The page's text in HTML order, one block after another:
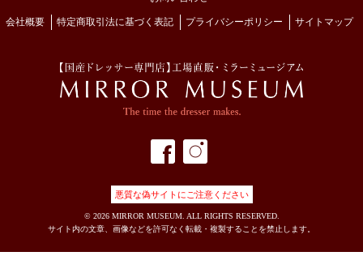
会社概要 特定商取引法に基づく表記 プライバシーポリシー サイトマップ
フェイスブック
悪質な偽サイトにご注意ください
© 2026 MIRROR MUSEUM. ALL RIGHTS RESERVED.
サイト内の文章、画像などを許可なく転載・複製することを禁止します。